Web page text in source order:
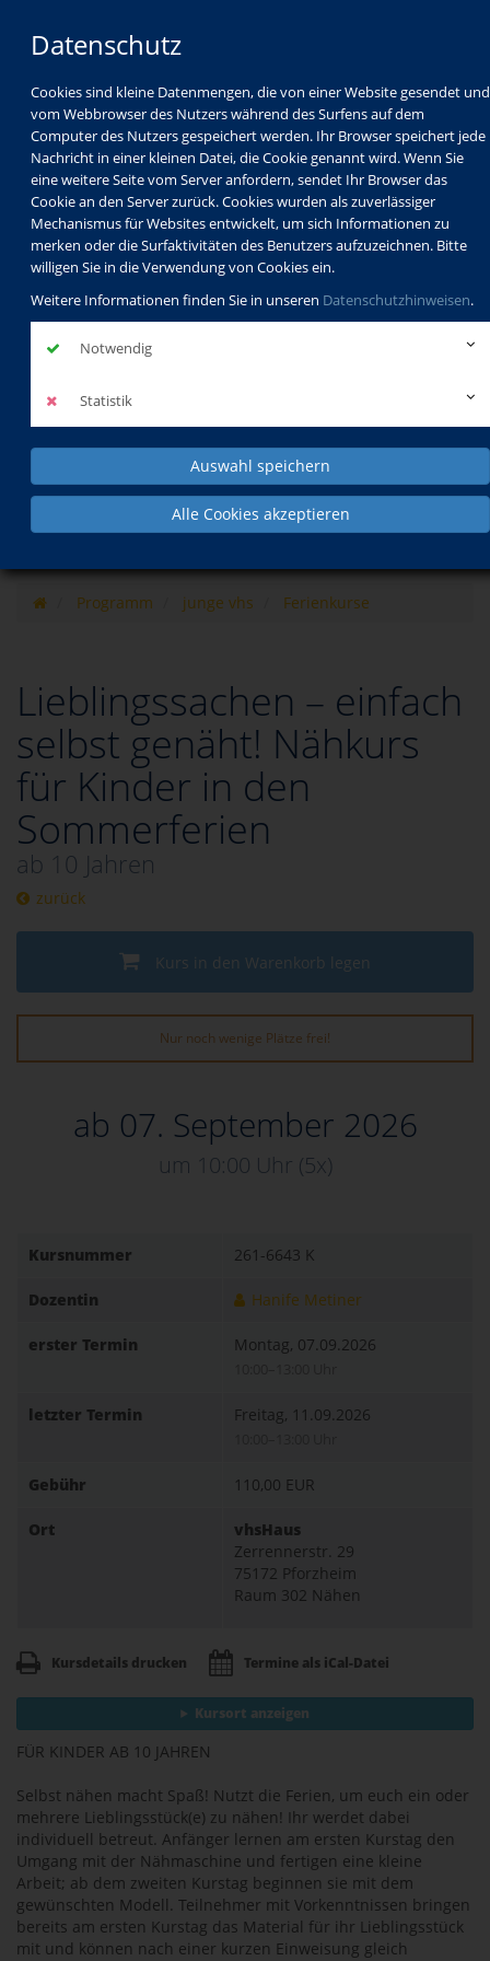
Datenschutz
Cookies sind kleine Datenmengen, die von einer Website gesendet und
vom Webbrowser des Nutzers während des Surfens auf dem
Computer des Nutzers gespeichert werden. Ihr Browser speichert jede
Nachricht in einer kleinen Datei, die Cookie genannt wird. Wenn Sie
eine weitere Seite vom Server anfordern, sendet Ihr Browser das
Cookie an den Server zurück. Cookies wurden als zuverlässiger
Mechanismus für Websites entwickelt, um sich Informationen zu
merken oder die Surfaktivitäten des Benutzers aufzuzeichnen. Bitte
willigen Sie in die Verwendung von Cookies ein.
Weitere Informationen finden Sie in unseren Datenschutzhinweisen.
Notwendig
Statistik
Auswahl speichern
Alle Cookies akzeptieren
Programm
Schulabschlüsse
Schulkindbetreuung
Service
Programm junge vhs Ferienkurse
Lieblingssachen – einfach
selbst genäht! Nähkurs
für Kinder in den
Sommerferien
ab 10 Jahren
zurück
Kurs in den Warenkorb legen
Nur noch wenige Plätze frei!
ab 07. September 2026
um 10:00 Uhr (5x)
Kursnummer 261-6643 K
Dozentin Hanife Metiner
erster Termin Montag, 07.09.2026
letzter Termin Freitag, 11.09.2026
Gebühr 110,00 EUR
Ort
vhsHaus
Zerrennerstr. 29
75172 Pforzheim
Raum 302 Nähen
Kursdetails drucken Termine als iCal-Datei
Kursort anzeigen
FÜR KINDER AB 10 JAHREN
Selbst nähen macht Spaß! Nutzt die Ferien, um euch ein oder
mehrere Lieblingsstück(e) zu nähen! Ihr werdet dabei
individuell betreut. Anfänger lernen am ersten Kurstag den
Umgang mit der Nähmaschine und fertigen eine kleine
Arbeit; ab dem zweiten Kurstag beginnen sie mit dem
gewünschten Modell. Teilnehmer mit Vorkenntnissen bringen
bereits am ersten Kurstag das Material für ihr Lieblingsstück
mit und können nach einer kurzen Einweisung gleich